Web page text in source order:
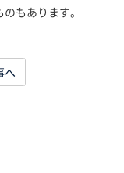
もあります。
へ